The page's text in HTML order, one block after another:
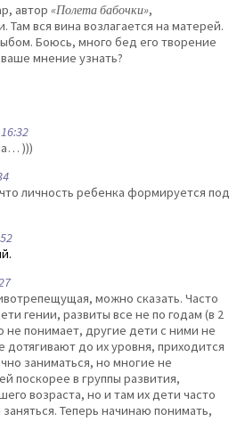
автор «Полета бабочки»,
вся вина возлагается на матерей.
Боюсь, много бед его творение
мнение узнать?
)))
личность ребенка формируется под
можно сказать. Часто
гении, развиты все не по годам (в 2
не понимает, другие дети с ними не
дотягивают до их уровня, приходится
заниматься, но многие не
поскорее в группы развития,
возраста, но и там их дети часто
Теперь начинаю понимать,